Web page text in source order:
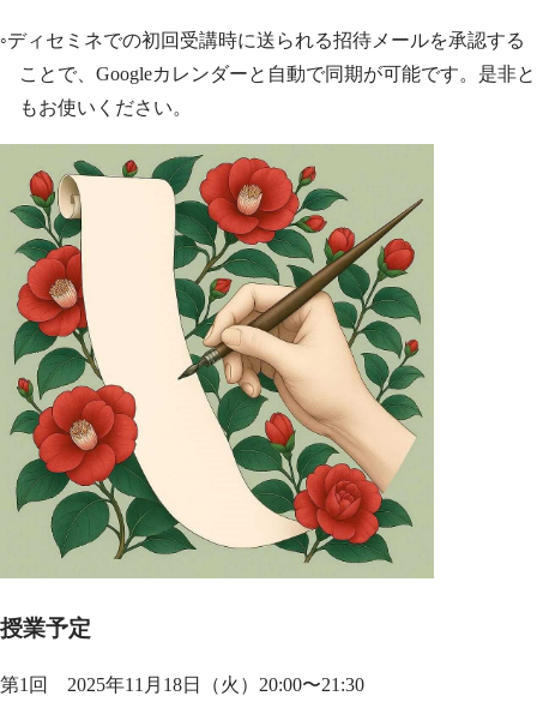
◦ディセミネでの初回受講時に送られる招待メールを承認する
ことで、Googleカレンダーと自動で同期が可能です。是非と
もお使いください。
授業予定
第1回 2025年11月18日（火）20:00〜21:30